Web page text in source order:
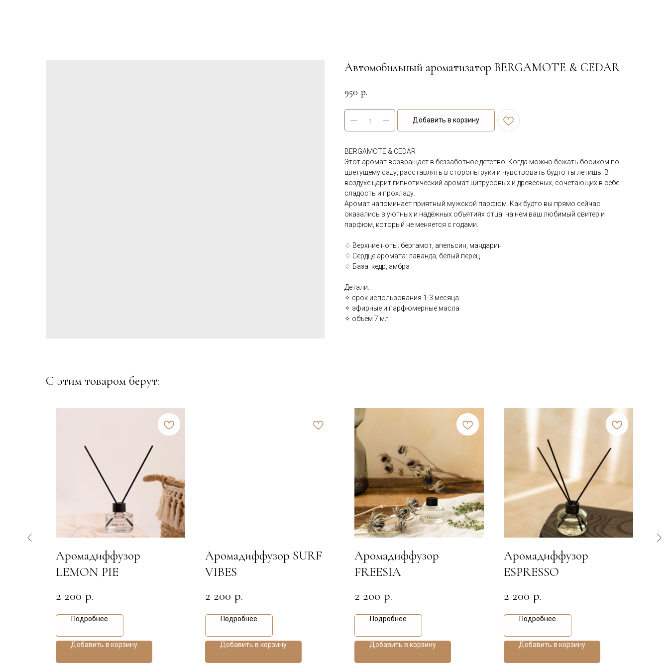
Автомобильный ароматизатор BERGAMOTE & CEDAR
950 р.
Добавить в корзину
BERGAMOTE & CEDAR
Этот аромат возвращает в беззаботное детство. Когда можно бежать босиком по
цветущему саду, расставлять в стороны руки и чувствовать будто ты летишь. В
воздухе царит гипнотический аромат цитрусовых и древесных, сочетающих в себе
сладость и прохладу.
Аромат напоминает приятный мужской парфюм. Как будто вы прямо сейчас
оказались в уютных и надежных объятиях отца: на нем ваш любимый свитер и
парфюм, который не меняется с годами.
♢ Верхние ноты: бергамот, апельсин, мандарин
♢ Сердце аромата: лаванда, белый перец
♢ База: кедр, амбра
Детали:
✧ срок использования 1-3 месяца
✧ эфирные и парфюмерные масла
✧ объём 7 мл
С этим товаром берут:
Аромадиффузор
LEMON PIE
2 200 р.
Подробнее
Добавить в корзину
Аромадиффузор SURF
VIBES
2 200 р.
Подробнее
Добавить в корзину
Аромадиффузор
FREESIA
2 200 р.
Подробнее
Добавить в корзину
Аромадиффузор
ESPRESSO
2 200 р.
Подробнее
Добавить в корзину